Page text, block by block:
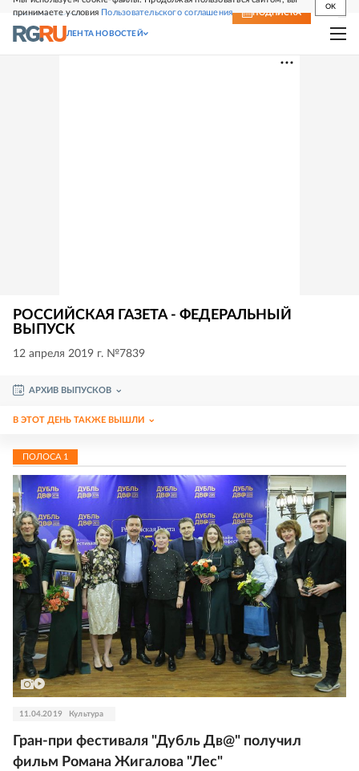
принимаете условия Пользовательского соглашения
OK
СВЕЖИЙ НОМЕР ПОДПИСКА
ЛЕНТА НОВОСТЕЙ
РОССИЙСКАЯ ГАЗЕТА - ФЕДЕРАЛЬНЫЙ
ВЫПУСК
12 апреля 2019 г. №7839
АРХИВ ВЫПУСКОВ
В ЭТОТ ДЕНЬ ТАКЖЕ ВЫШЛИ
ПОЛОСА 1
11.04.2019 Культура
Гран-при фестиваля "Дубль Дв@" получил
фильм Романа Жигалова "Лес"